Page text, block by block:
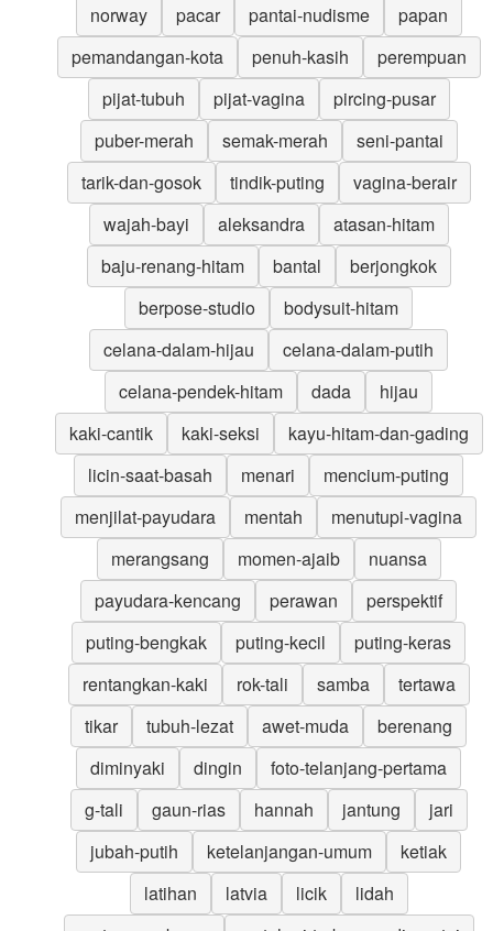
norway
pacar pantai-nudisme
papan
pemandangan-kota
penuh-kasih
perempuan
pijat-tubuh
pijat-vagina
pircing-pusar
puber-merah
semak-merah
seni-pantai
tarik-dan-gosok
tindik-puting
vagina-berair
wajah-bayi
aleksandra
atasan-hitam
baju-renang-hitam
bantal
berjongkok
berpose-studio
bodysuit-hitam
celana-dalam-hijau
celana-dalam-putih
celana-pendek-hitam
dada
hijau
kaki-cantik
kaki-seksi
kayu-hitam-dan-gading
licin-saat-basah
menari
mencium-puting
menjilat-payudara
mentah
menutupi-vagina
merangsang
momen-ajaib
nuansa
payudara-kencang
perawan
perspektif
puting-bengkak
puting-kecil
puting-keras
rentangkan-kaki
rok-tali samba
tertawa
tikar
tubuh-lezat awet-muda
berenang
diminyaki
dingin
foto-telanjang-pertama
g-tali
gaun-rias hannah jantung
jari
jubah-putih
ketelanjangan-umum
ketiak
latihan
latvia licik
lidah